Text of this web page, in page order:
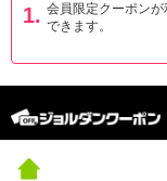
1. 会員限定クーポンが
できます。